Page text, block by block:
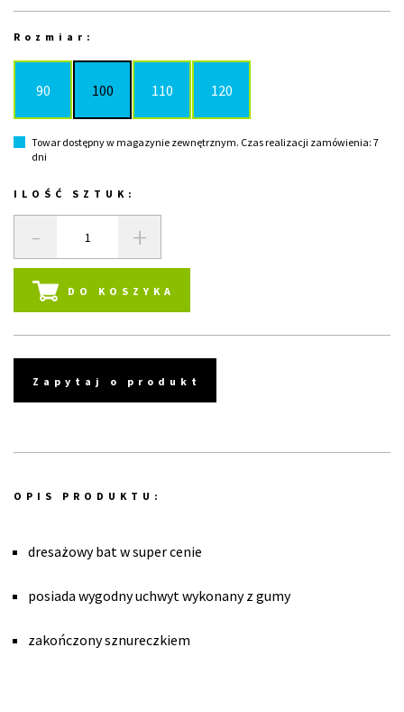
Rozmiar:
90 100 110 120
Towar dostępny w magazynie zewnętrznym. Czas realizacji zamówienia: 7
dni
ILOŚĆ SZTUK:
- +
DO KOSZYKA
Zapytaj o produkt
OPIS PRODUKTU:
dresażowy bat w super cenie
posiada wygodny uchwyt wykonany z gumy
zakończony sznureczkiem